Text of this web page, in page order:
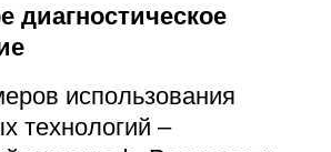
диагностическое
использования
технологий –